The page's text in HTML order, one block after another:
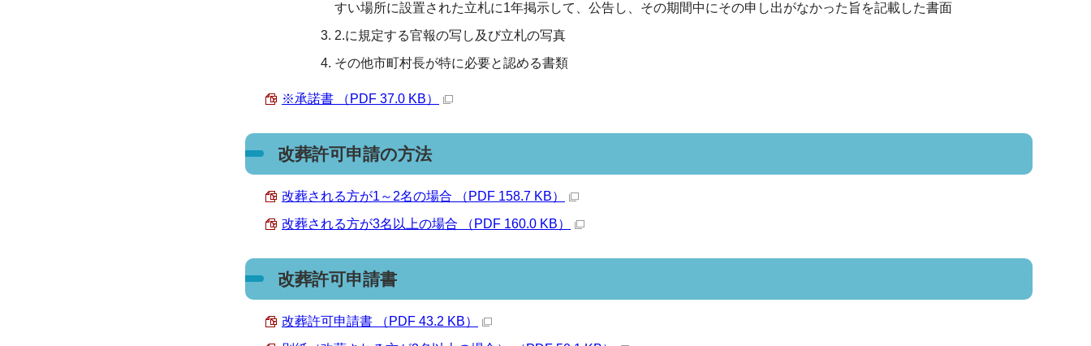
すい場所に設置された立札に1年掲示して、公告し、その期間中にその申し出がなかった旨を記載した書面
2.に規定する官報の写し及び立札の写真
その他市町村長が特に必要と認める書類
※承諾書 （PDF 37.0 KB）
改葬許可申請の方法
改葬される方が1～2名の場合 （PDF 158.7 KB）
改葬される方が3名以上の場合 （PDF 160.0 KB）
改葬許可申請書
改葬許可申請書 （PDF 43.2 KB）